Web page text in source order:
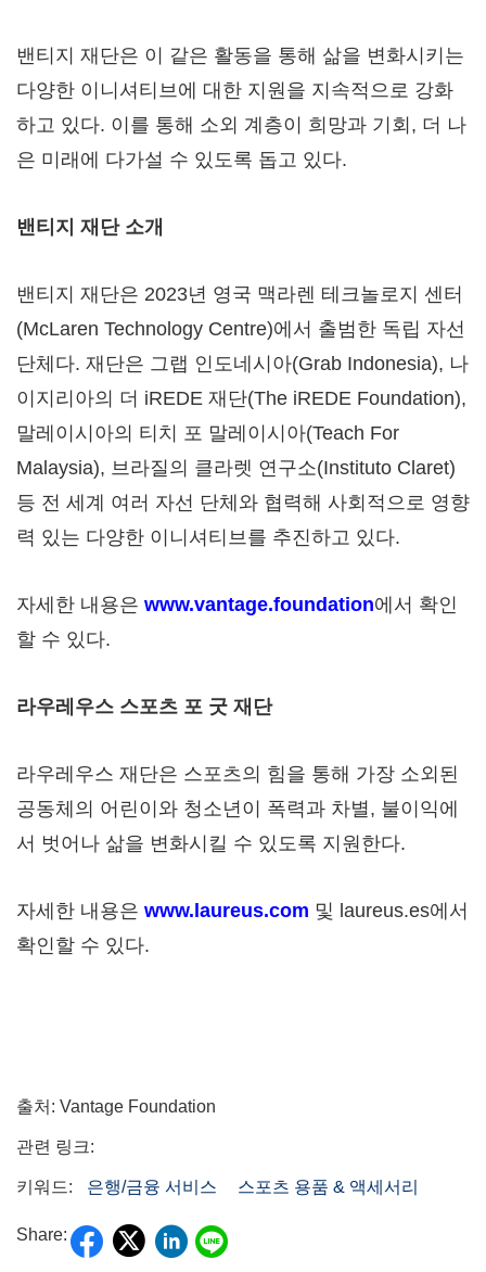
밴티지 재단은 이 같은 활동을 통해 삶을 변화시키는
다양한 이니셔티브에 대한 지원을 지속적으로 강화
하고 있다. 이를 통해 소외 계층이 희망과 기회, 더 나
은 미래에 다가설 수 있도록 돕고 있다.
밴티지 재단 소개
밴티지 재단은 2023년 영국 맥라렌 테크놀로지 센터
(McLaren Technology Centre)에서 출범한 독립 자선
단체다. 재단은 그랩 인도네시아(Grab Indonesia), 나
이지리아의 더 iREDE 재단(The iREDE Foundation),
말레이시아의 티치 포 말레이시아(Teach For
Malaysia), 브라질의 클라렛 연구소(Instituto Claret)
등 전 세계 여러 자선 단체와 협력해 사회적으로 영향
력 있는 다양한 이니셔티브를 추진하고 있다.
자세한 내용은 www.vantage.foundation에서 확인
할 수 있다.
라우레우스 스포츠 포 굿 재단
라우레우스 재단은 스포츠의 힘을 통해 가장 소외된
공동체의 어린이와 청소년이 폭력과 차별, 불이익에
서 벗어나 삶을 변화시킬 수 있도록 지원한다.
자세한 내용은 www.laureus.com 및 laureus.es에서
확인할 수 있다.
출처: Vantage Foundation
관련 링크:
키워드: 은행/금융 서비스 스포츠 용품 & 액세서리
Share: